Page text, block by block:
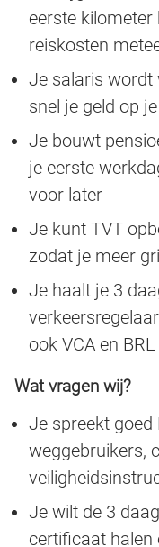
eerste kilometer
reiskosten
Je salaris wordt
snel je geld op
Je bouwt
je eerste
voor later
Je kunt TVT
zodat je meer
Je haalt je 3
ook VCA en
Wat vragen wij?
Je spreekt
weggebruikers,
Je wilt de 3
certificaat halen